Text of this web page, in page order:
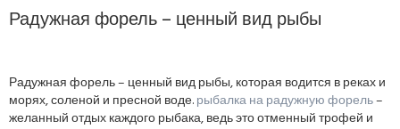
Радужная форель – ценный вид рыбы
Радужная форель – ценный вид рыбы, которая водится в реках и
морях, соленой и пресной воде.рыбалка на радужную форель–
желанный отдых каждого рыбака, ведь это отменный трофей и